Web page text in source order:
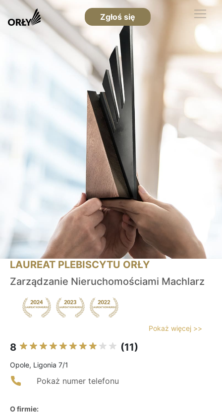
Zgłoś się
LAUREAT PLEBISCYTU ORŁY
Zarządzanie Nieruchomościami Machlarz
Pokaż więcej >>
8 (11)
Opole, Ligonia 7/1
Pokaż numer telefonu
O firmie: